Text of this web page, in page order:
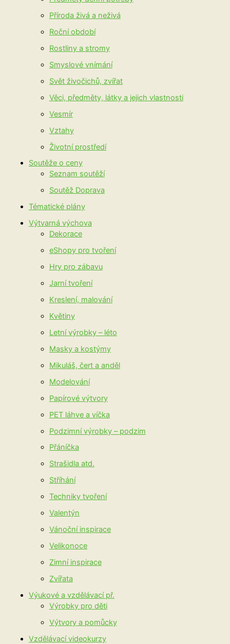
Příroda živá a neživá
Roční období
Rostliny a stromy
Smyslové vnímání
Svět živočichů, zvířat
Věci, předměty, látky a jejich vlastnosti
Vesmír
Vztahy
Životní prostředí
Soutěže o ceny
Seznam soutěží
Soutěž Doprava
Tématické plány
Výtvarná výchova
Dekorace
eShopy pro tvoření
Hry pro zábavu
Jarní tvoření
Kreslení, malování
Květiny
Letní výrobky – léto
Masky a kostýmy
Mikuláš, čert a anděl
Modelování
Papírové výtvory
PET láhve a víčka
Podzimní výrobky – podzim
Přáníčka
Strašidla atd.
Stříhání
Techniky tvoření
Valentýn
Vánoční inspirace
Velikonoce
Zimní inspirace
Zvířata
Výukové a vzdělávací př.
Výrobky pro děti
Výtvory a pomůcky
Vzdělávací videokurzy